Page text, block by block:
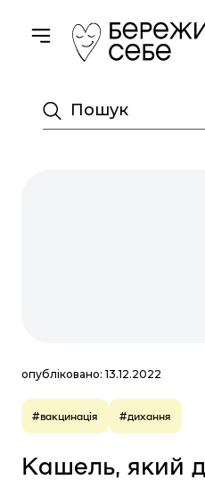
Toggle navigation
Пошук
опубліковано: 13.12.2022
#вакцинація #дихання
Кашель, який